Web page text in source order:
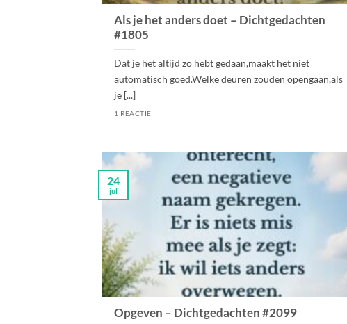
Als je het anders doet – Dichtgedachten
#1805
Dat je het altijd zo hebt gedaan,maakt het niet
automatisch goed.Welke deuren zouden opengaan,als
je [...]
1 REACTIE
Opgeven – Dichtgedachten #2099
24
jul